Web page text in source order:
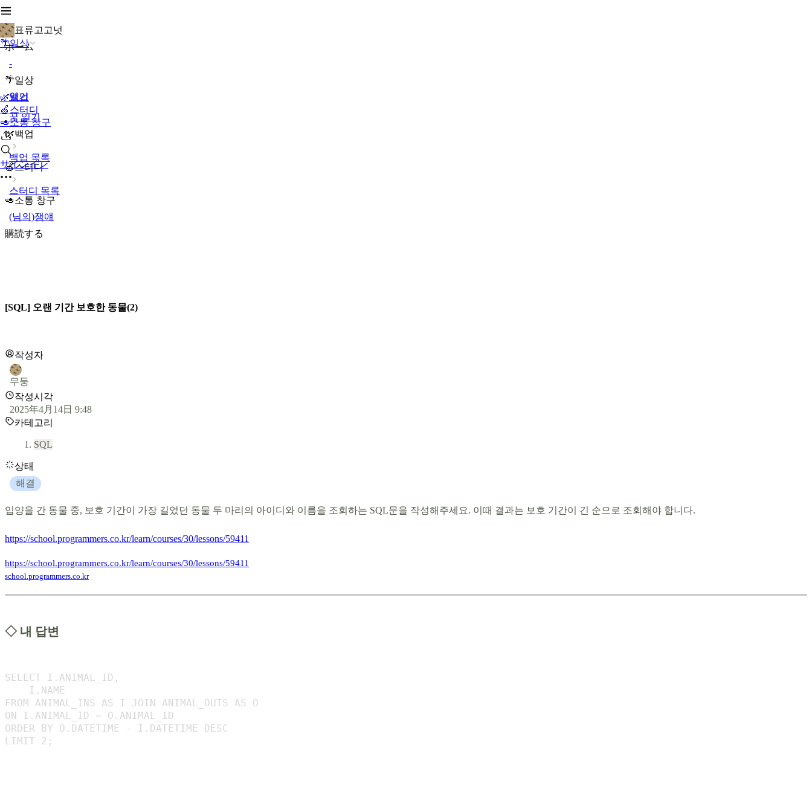
표류고고넛
🌴일상
🌿백업
🍏스터디
🥑소통 창구
サインイン
ホーム
-
🌴일상
일기
꿈 일기
🌿백업
백업 목록
🍏스터디
스터디 목록
🥑소통 창구
(님의)잼얘
購読する
[SQL] 오랜 기간 보호한 동물(2)
작성자
무둥
작성시각
2025年4月14日 9:48
카테고리
SQL
상태
해결
입양을 간 동물 중, 보호 기간이 가장 길었던 동물 두 마리의 아이디와 이름을 조회하는 SQL문을 작성해주세요. 이때 결과는 보호 기간이 긴 순으로 조회해야 합니다.
https://school.programmers.co.kr/learn/courses/30/lessons/59411
https://school.programmers.co.kr/learn/courses/30/lessons/59411
school.programmers.co.kr
◇ 내 답변
SELECT I.ANIMAL_ID,
    I.NAME
FROM ANIMAL_INS AS I JOIN ANIMAL_OUTS AS O
ON I.ANIMAL_ID = O.ANIMAL_ID
ORDER BY O.DATETIME - I.DATETIME DESC
LIMIT 2;